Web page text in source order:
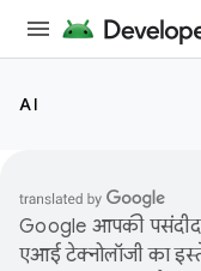
AI
Google आपकी
एआई टेक्नोलॉजी का